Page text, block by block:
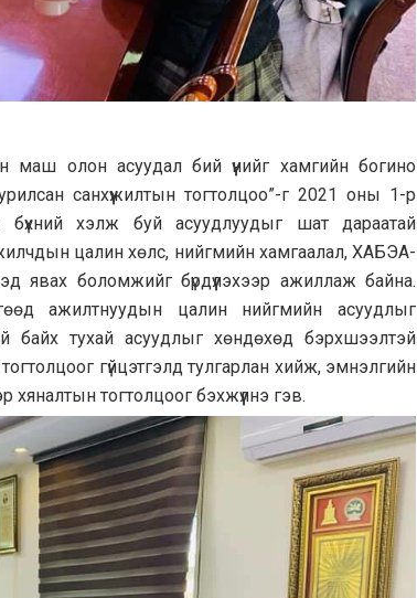
маш олон асуудал бий үүнийг хамгийн богино
санхүүжилтын тогтолцоо”-г 2021 оны 1-р
бүхний хэлж буй асуудлуудыг шат дараатай
цалин хөлс, нийгмийн хамгаалал, ХАБЭА-
явах боломжийг бүрдүүлэхээр ажиллаж байна.
ажилтнуудын цалин нийгмийн асуудлыг
байх тухай асуудлыг хөндөхөд бэрхшээлтэй
гүйцэтгэлд тулгарлан хийж, эмнэлгийн
тогтолцоог бэхжүүлнэ гэв.